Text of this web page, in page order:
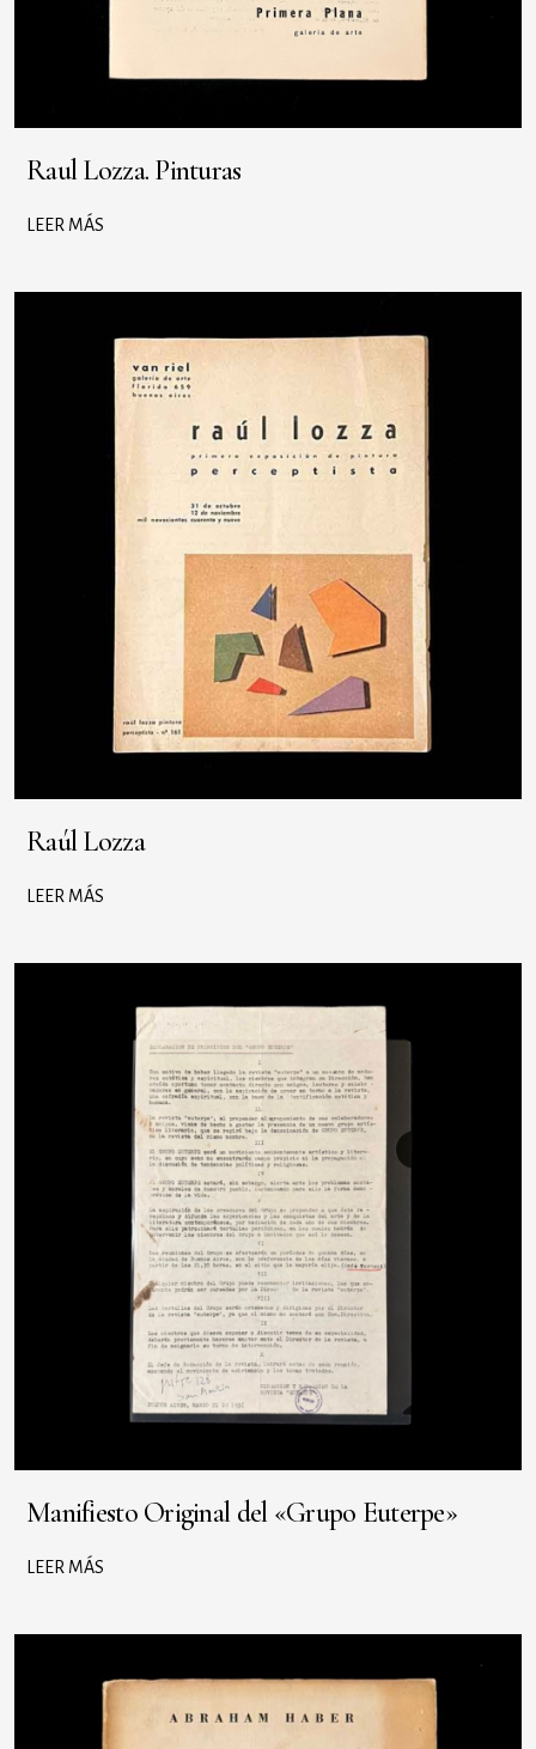
Raul Lozza. Pinturas
LEER MÁS
Raúl Lozza
LEER MÁS
Manifiesto Original del «Grupo Euterpe»
LEER MÁS